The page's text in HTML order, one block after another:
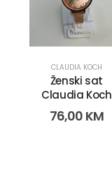
CLAUDIA KOCH
Ženski sat
Claudia Koch
CK4563 (2782)
76,00 KM